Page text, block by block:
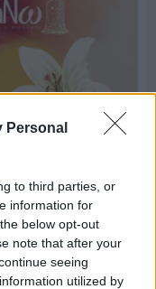
Personal
to third parties, or
information for
below opt-out
note that after your
seeing
utilized by
με μεγάλο